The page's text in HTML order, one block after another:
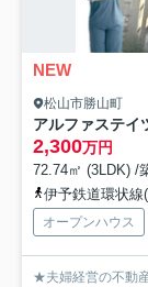
NEW
松山市勝山町
アルファステイ
2,300万円
72.74㎡ (3LDK) /
伊予鉄道環状
オープンハウス
★夫婦経営の不動